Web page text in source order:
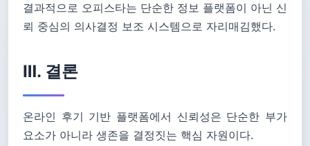
결과적으로 오피스타는 단순한 정보 플랫폼이 아닌 신
뢰 중심의 의사결정 보조 시스템으로 자리매김했다.
Ⅲ. 결론
온라인 후기 기반 플랫폼에서 신뢰성은 단순한 부가
요소가 아니라 생존을 결정짓는 핵심 자원이다.